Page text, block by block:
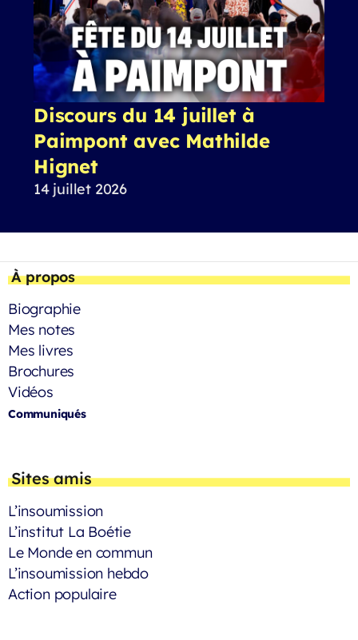
Discours du 14 juillet à
Paimpont avec Mathilde
Hignet
14 juillet 2026
À propos
Biographie
Mes notes
Mes livres
Brochures
Vidéos
Communiqués
Sites amis
L’insoumission
L’institut La Boétie
Le Monde en commun
L’insoumission hebdo
Action populaire